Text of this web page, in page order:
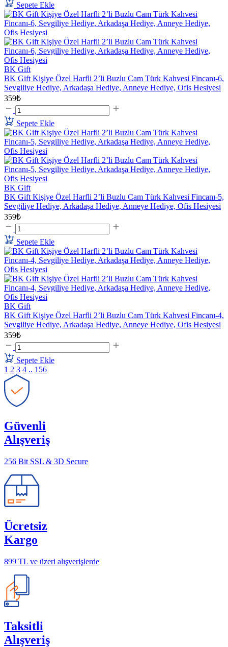
Sepete Ekle
BK Gift
BK Gift Kişiye Özel Harfli 2’li Buzlu Cam Türk Kahvesi Fincanı-6,
Sevgiliye Hediye, Arkadaşa Hediye, Anneye Hediye, Ofis Hesiyesi
359₺
Sepete Ekle
BK Gift
BK Gift Kişiye Özel Harfli 2’li Buzlu Cam Türk Kahvesi Fincanı-5,
Sevgiliye Hediye, Arkadaşa Hediye, Anneye Hediye, Ofis Hesiyesi
359₺
Sepete Ekle
BK Gift
BK Gift Kişiye Özel Harfli 2’li Buzlu Cam Türk Kahvesi Fincanı-4,
Sevgiliye Hediye, Arkadaşa Hediye, Anneye Hediye, Ofis Hesiyesi
359₺
Sepete Ekle
1 2 3 4 .. 156
Güvenli
Alışveriş
256 Bit SSL & 3D Secure
Ücretsiz
Kargo
899 TL ve üzeri alışverişlerde
Taksitli
Alışveriş